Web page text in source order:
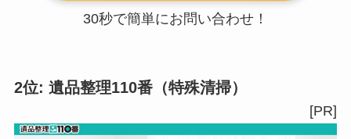
30秒で簡単にお問い合わせ！
2位: 遺品整理110番（特殊清掃）
[PR]